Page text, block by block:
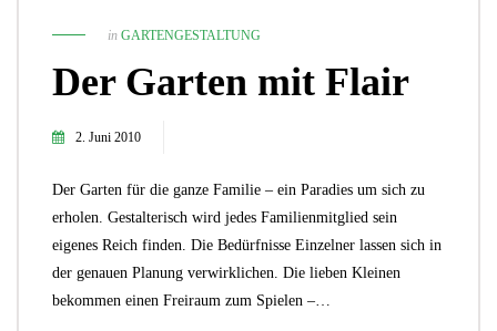
in GARTENGESTALTUNG
Der Garten mit Flair
2. Juni 2010
Der Garten für die ganze Familie – ein Paradies um sich zu
erholen. Gestalterisch wird jedes Familienmitglied sein
eigenes Reich finden. Die Bedürfnisse Einzelner lassen sich in
der genauen Planung verwirklichen. Die lieben Kleinen
bekommen einen Freiraum zum Spielen –…